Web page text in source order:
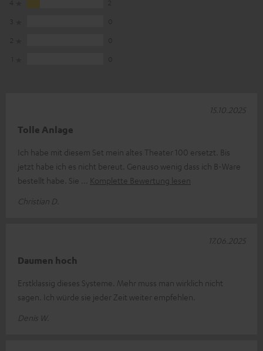
Tolle Anlage
Ich habe mit diesem Set mein altes Theater 100 ersetzt. Bis
jetzt habe ich es nicht bereut. Genauso wenig dass ich B-Ware
bestellt habe. Sie
Komplette Bewertung lesen
Christian D.
15.10.2025
Daumen hoch
Erstklassig dieses Systeme. Mehr muss man wirklich nicht
sagen. Ich würde sie jeder Zeit weiter empfehlen.
Denis W.
17.06.2025